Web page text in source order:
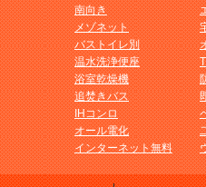
南向き
メゾネット
バストイレ別
温水洗浄便座
浴室乾燥機
追焚きバス
IHコンロ
オール電化
インターネット無料